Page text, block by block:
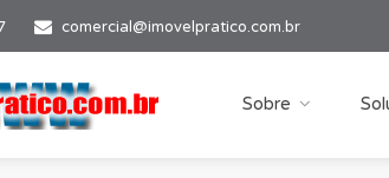
comercial@imovelpratico.com.br
Sobre